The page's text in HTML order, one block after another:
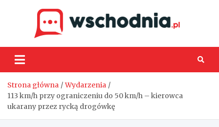
Strona główna
Wydarzenia
113 km/h przy ograniczeniu do 50 km/h – kierowca
ukarany przez rycką drogówkę